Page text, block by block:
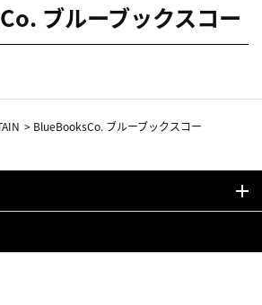
ブルーブックスコー
> BlueBooksCo. ブルーブックスコー